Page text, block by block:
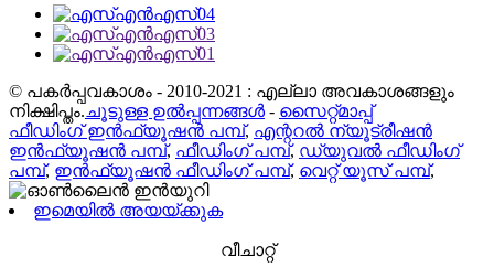
© പകർപ്പവകാശം - 2010-2021 : എല്ലാ അവകാശങ്ങളും
നിക്ഷിപ്തം. ചൂടുള്ള ഉൽപ്പന്നങ്ങൾ - സൈറ്റ്മാപ്പ്
ഫീഡിംഗ് ഇൻഫ്യൂഷൻ പമ്പ്, എന്ററൽ ന്യൂട്രീഷൻ
ഇൻഫ്യൂഷൻ പമ്പ്, ഫീഡിംഗ് പമ്പ്, ഡ്യുവൽ ഫീഡിംഗ്
പമ്പ്, ഇൻഫ്യൂഷൻ ഫീഡിംഗ് പമ്പ്, വെറ്റ് യൂസ് പമ്പ്,
ഇമെയിൽ അയയ്ക്കുക
വീചാറ്റ്